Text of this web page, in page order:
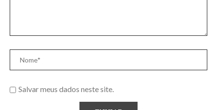
Salvar meus dados neste site.